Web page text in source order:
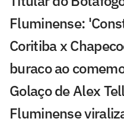
Fluminense:
Coritiba x
buraco ao
Golaço de Alex
Fluminense